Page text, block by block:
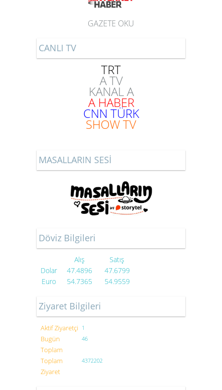
GAZETE OKU
CANLI TV
TRT
A TV
KANAL A
A HABER
CNN TÜRK
SHOW TV
MASALLARIN SESİ
Döviz Bilgileri
Alış
Satış
Dolar
47.4896
47.6799
Euro
54.7365 54.9559
Ziyaret Bilgileri
Aktif Ziyaretçi 1
Bugün
Toplam
46
Toplam
Ziyaret
4372202